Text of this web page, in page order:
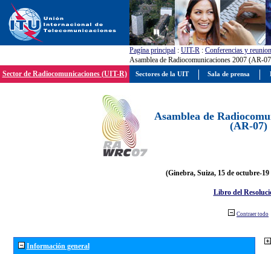
Pagína principal : UIT-R : Conferencias y
Asamblea de Radiocomunicaciones 2007 (AR-
Sector de Radiocomunicaciones (UIT-R)
Asamblea de
(AR-07)
(Ginebra, Suiza, 15 de octubre-19
Libro del
Contraer todo
Información general
Sectores de la UIT Sala de prensa